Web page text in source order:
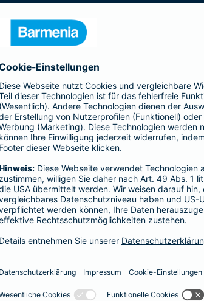
das gesamte Gebäude mit seinen
und Kellermauern. Zubehör, wie z. B.
z. B. Schindelverkleidung, sind ebenfalls im
Sie den Basis-, Top- und Premium-
bietet Ihnen mit der All-
vor finanziellen Verlusten durch
Neubau - bis zur